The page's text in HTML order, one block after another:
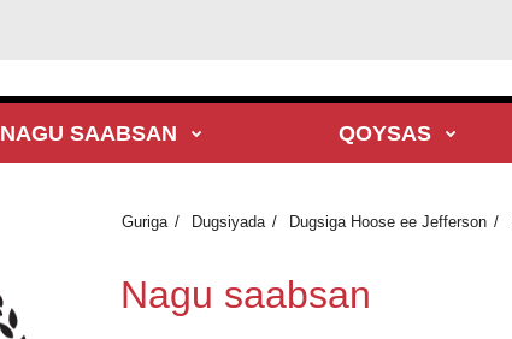
NAGU SAABSAN QOYSAS
Guriga Dugsiyada Dugsiga Hoose ee Jefferson
Nagu saabsan